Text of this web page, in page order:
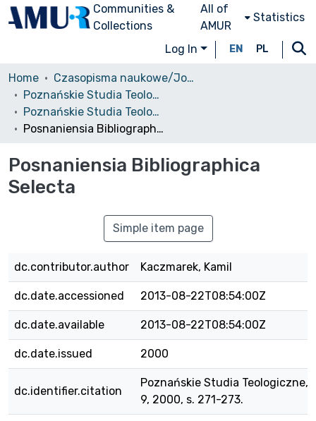
Communities &
Collections
All of
AMUR
Statistics
Log In EN PL
Home
Czasopisma naukowe/Journals
Poznańskie Studia Teologiczne
Poznańskie Studia Teologiczne, T. 9, 2000
Posnaniensia Bibliographica Selecta
Posnaniensia Bibliographica
Selecta
Simple item page
dc.contributor.author Kaczmarek, Kamil
dc.date.accessioned 2013-08-22T08:54:00Z
dc.date.available 2013-08-22T08:54:00Z
dc.date.issued 2000
dc.identifier.citation
Poznańskie Studia Teologiczne,
9, 2000, s. 271-273.